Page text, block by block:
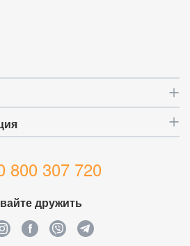
800 307 720
дружить